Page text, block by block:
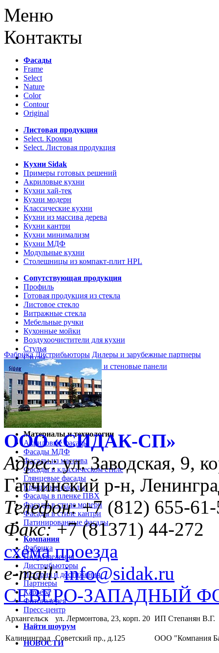
Меню
Контакты
Фасады
Frame
Select
Nature
Color
Contour
Original
Листовая продукция
Select. Кромки
Select. Листовая продукция
Кухни Sidak
Примеры готовых решений
Акриловые кухни
Кухни хай-тек
Кухни модерн
Классические кухни
Кухни из массива дерева
Кухни кантри
Кухни минимализм
Кухни МДФ
Модульные кухни
Столешницы из компакт-плит HPL
Сопутствующая продукция
Профиль
Готовая продукция из стекла
Листовое стекло
Витражные стекла
Мебельные ручки
Кухонные мойки
Воздухоочистители для кухни
Стулья
Столы
Кухонные столешницы и стеновые панели
Кухни и мебель
Кухни Softline Marine
Кухни Сидак-СП
Гид по декорам
Материалы и технологии
Акриловые фасады
Фасады МДФ
Фасады из массива
Фасады в классическом стиле
Глянцевые фасады
Крашеные фасады
Фасады в пленке ПВХ
Фасады в стиле модерн
Фасады в стиле кантри
Патинированные фасады
Компания
Фабрика
Подразделения
Дистрибьюторы
История и достижения
Партнеры
Карьера
Фотогалерея
Пресс-центр
Найти шоурум
НОВОСТИ
Фабрика Дистрибьюторы Дилеры и зарубежные партнеры
ООО «CИДАК-СП»
Адрес:ул. Заводская, 9,
Гатчинский р-н,
Телефон:+7 (812) 655-
Факс:+7 (81371) 44-272
схема проезда
e-mail: info@sidak.ru
СЕВЕРО-ЗАПАДНЫЙ
Архангельск ул. Лермонтова, 23, корп. 20 ИП Степанян В.Г.
Калининград Советский пр., д.125 ООО "Компания